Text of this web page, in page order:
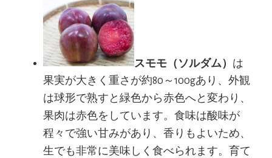
スモモ（ソルダム） は
果実が大きく重さが約80～100gあり、外観
は球形で熟すと緑色から赤色へと変わり、
果肉は赤色をしています。食味は酸味が
程々で強い甘みがあり、香りもよいため、
生でも非常に美味しく食べられます。育て